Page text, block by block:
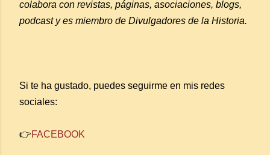
colabora con revistas, páginas, asociaciones, blogs,
podcast y es miembro de Divulgadores de la Historia.
Si te ha gustado, puedes seguirme en mis redes
sociales:
👉FACEBOOK